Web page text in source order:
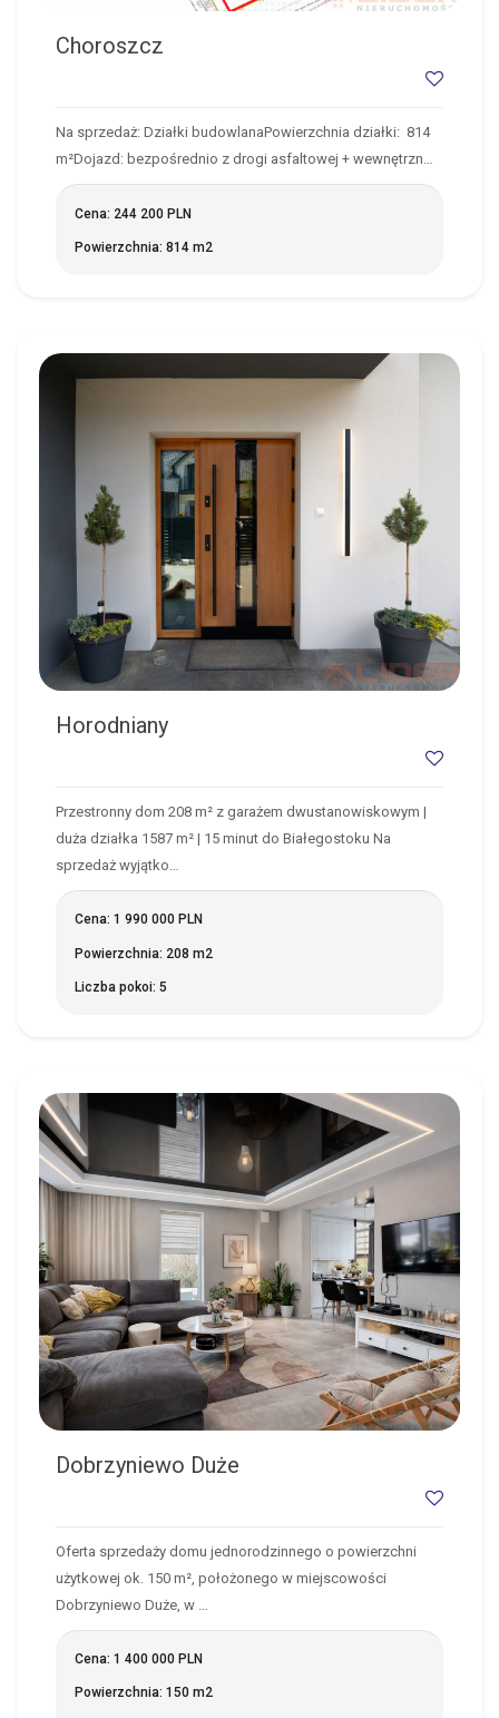
Choroszcz
Na sprzedaż: Działki budowlanaPowierzchnia działki: 814
m²Dojazd: bezpośrednio z drogi asfaltowej + wewnętrzn…
Cena: 244 200 PLN
Powierzchnia: 814 m2
Horodniany
Przestronny dom 208 m² z garażem dwustanowiskowym |
duża działka 1587 m² | 15 minut do Białegostoku Na
sprzedaż wyjątko…
Cena: 1 990 000 PLN
Powierzchnia: 208 m2
Liczba pokoi: 5
DOBRZYNIEWO DUŻE
Dobrzyniewo Duże
Oferta sprzedaży domu jednorodzinnego o powierzchni
użytkowej ok. 150 m², położonego w miejscowości
Dobrzyniewo Duże, w …
Cena: 1 400 000 PLN
Powierzchnia: 150 m2